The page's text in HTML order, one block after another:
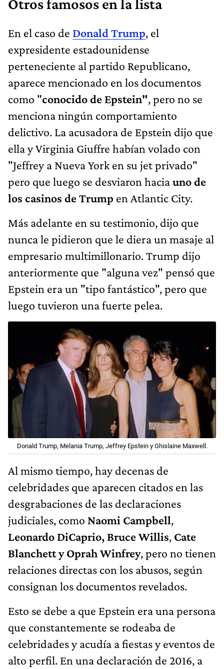
Otros famosos en la lista
En el caso de Donald Trump, el
expresidente estadounidense
perteneciente al partido Republicano,
aparece mencionado en los documentos
como "conocido de Epstein", pero no se
menciona ningún comportamiento
delictivo. La acusadora de Epstein dijo que
ella y Virginia Giuffre habían volado con
"Jeffrey a Nueva York en su jet privado"
pero que luego se desviaron haciauno de
los casinos de Trump en Atlantic City.
Más adelante en su testimonio, dijo que
nunca le pidieron que le diera un masaje al
empresario multimillonario. Trump dijo
anteriormente que "alguna vez" pensó que
Epstein era un "tipo fantástico", pero que
luego tuvieron una fuerte pelea.
Donald Trump, Melania Trump, Jeffrey Epstein y Ghislaine Maxwell.
Al mismo tiempo, hay decenas de
celebridades que aparecen citados en las
desgrabaciones de las declaraciones
judiciales, como Naomi Campbell,
Leonardo DiCaprio, Bruce Willis, Cate
Blanchett y Oprah Winfrey, pero no tienen
relaciones directas con los abusos, según
consignan los documentos revelados.
Esto se debe a que Epstein era una persona
que constantemente se rodeaba de
celebridades y acudía a fiestas y eventos de
alto perfil. En una declaración de 2016, a